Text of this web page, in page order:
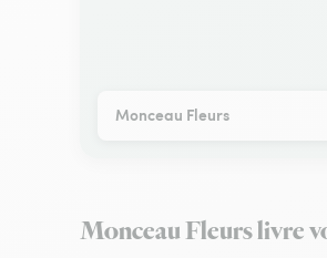
Monceau Fleurs
Monceau Fleurs livre